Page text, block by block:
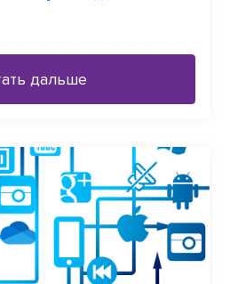
дальше